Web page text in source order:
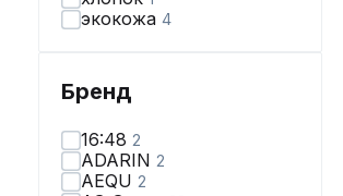
экокожа 4
Бренд
16:48 2
ADARIN 2
AEQU 2